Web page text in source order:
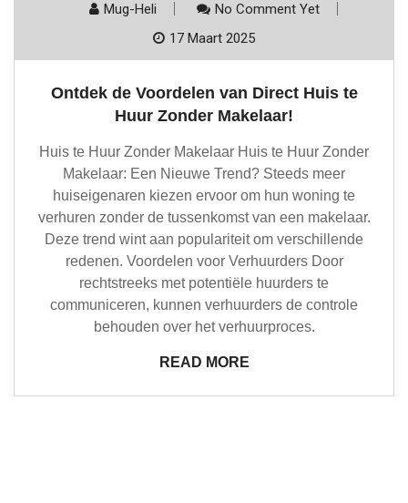
Mug-Heli
No Comment Yet
17 Maart 2025
Ontdek de Voordelen van Direct Huis te
Huur Zonder Makelaar!
Huis te Huur Zonder Makelaar Huis te Huur Zonder
Makelaar: Een Nieuwe Trend? Steeds meer
huiseigenaren kiezen ervoor om hun woning te
verhuren zonder de tussenkomst van een makelaar.
Deze trend wint aan populariteit om verschillende
redenen. Voordelen voor Verhuurders Door
rechtstreeks met potentiële huurders te
communiceren, kunnen verhuurders de controle
behouden over het verhuurproces.
READ MORE